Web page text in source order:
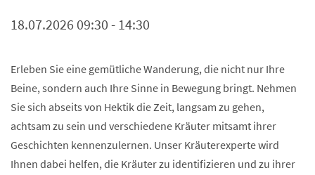
18.07.2026 09:30 - 14:30
Erleben Sie eine gemütliche Wanderung, die nicht nur Ihre
Beine, sondern auch Ihre Sinne in Bewegung bringt. Nehmen
Sie sich abseits von Hektik die Zeit, langsam zu gehen,
achtsam zu sein und verschiedene Kräuter mitsamt ihrer
Geschichten kennenzulernen. Unser Kräuterexperte wird
Ihnen dabei helfen, die Kräuter zu identifizieren und zu ihrer